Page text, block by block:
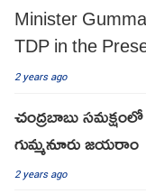
Minister
TDP in the
2 years ago
చంద్రబాబు
గుమ్మనూరు జయరాం
2 years ago